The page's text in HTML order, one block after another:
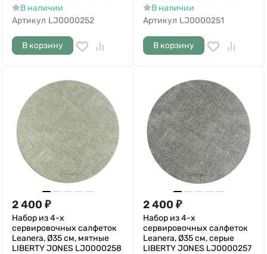
В наличии
Артикул LJ0000252
В корзину
В наличии
Артикул LJ0000251
В корзину
2 400 ₽
Набор из 4-х
сервировочных салфеток
Leanera, Ø35 см, мятные
LIBERTY JONES LJ0000258
2 400 ₽
Набор из 4-х
сервировочных салфеток
Leanera, Ø35 см, серые
LIBERTY JONES LJ0000257